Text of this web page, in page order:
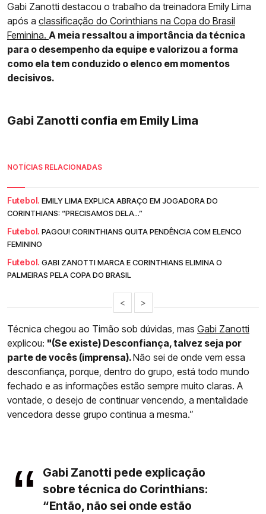
Gabi Zanotti destacou o trabalho da treinadora Emily Lima
após a classificação do Corinthians na Copa do Brasil
Feminina. A meia ressaltou a importância da técnica
para o desempenho da equipe e valorizou a forma
como ela tem conduzido o elenco em momentos
decisivos.
Gabi Zanotti confia em Emily Lima
NOTÍCIAS RELACIONADAS
Futebol. EMILY LIMA EXPLICA ABRAÇO EM JOGADORA DO
CORINTHIANS: “PRECISAMOS DELA...”
Futebol. PAGOU! CORINTHIANS QUITA PENDÊNCIA COM ELENCO
FEMININO
Futebol. GABI ZANOTTI MARCA E CORINTHIANS ELIMINA O
PALMEIRAS PELA COPA DO BRASIL
< >
Técnica chegou ao Timão sob dúvidas, mas Gabi Zanotti
explicou: "(Se existe) Desconfiança, talvez seja por
parte de vocês (imprensa).Não sei de onde vem essa
desconfiança, porque, dentro do grupo, está todo mundo
fechado e as informações estão sempre muito claras. A
vontade, o desejo de continuar vencendo, a mentalidade
vencedora desse grupo continua a mesma.”
Gabi Zanotti pede explicação
sobre técnica do Corinthians:
“Então, não sei onde estão